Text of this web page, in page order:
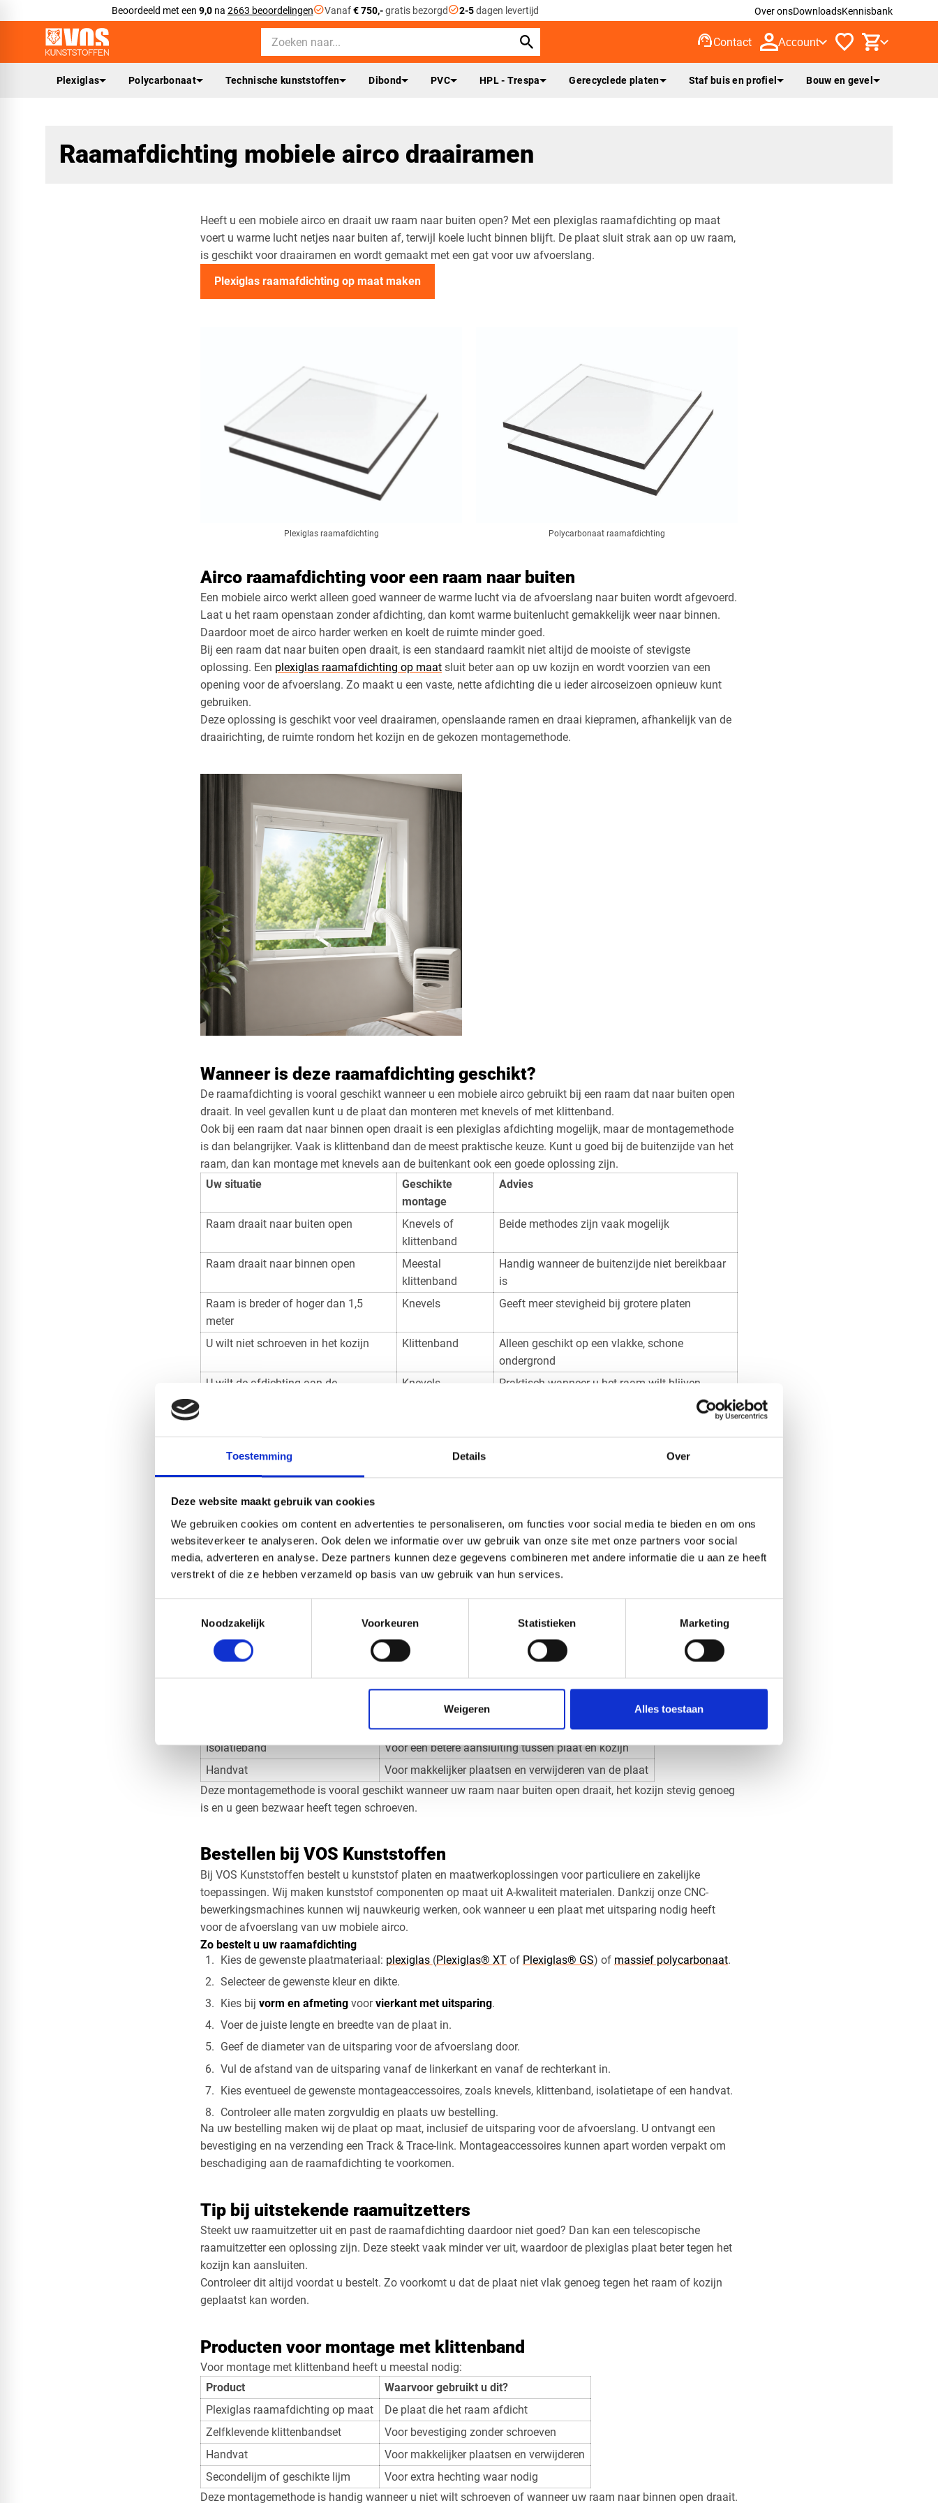
Toestemming Details Over
Deze website maakt gebruik van cookies
We gebruiken cookies om content en advertenties te personaliseren, om functies voor social media te bieden en om ons
websiteverkeer te analyseren. Ook delen we informatie over uw gebruik van onze site met onze partners voor social
media, adverteren en analyse. Deze partners kunnen deze gegevens combineren met andere informatie die u aan ze heeft
verstrekt of die ze hebben verzameld op basis van uw gebruik van hun services.
Noodzakelijk
Voorkeuren Statistieken Marketing
Weigeren Alles toestaan
Beoordeeld met een 9,0na 2663 beoordelingencheck_circleVanaf€ 750,-gratis bezorgdcheck_circle2-5dagen levertijd Over onsDownloadsKennisbank
support_agentContact Account
Plexiglas Polycarbonaat Technische kunststoffen Dibond PVC HPL - Trespa Gerecyclede platen Staf buis en profiel Bouw en gevel
Raamafdichting mobiele airco draairamen
Heeft u een mobiele airco en draait uw raam naar buiten open? Met een plexiglas raamafdichting op maat
voert u warme lucht netjes naar buiten af, terwijl koele lucht binnen blijft. De plaat sluit strak aan op uw raam,
is geschikt voor draairamen en wordt gemaakt met een gat voor uw afvoerslang.
Plexiglas raamafdichting op maat maken
Plexiglas raamafdichting Polycarbonaat raamafdichting
Airco raamafdichting voor een raam naar buiten
Een mobiele airco werkt alleen goed wanneer de warme lucht via de afvoerslang naar buiten wordt afgevoerd.
Laat u het raam openstaan zonder afdichting, dan komt warme buitenlucht gemakkelijk weer naar binnen.
Daardoor moet de airco harder werken en koelt de ruimte minder goed.
Bij een raam dat naar buiten open draait, is een standaard raamkit niet altijd de mooiste of stevigste
oplossing. Een plexiglas raamafdichting op maat sluit beter aan op uw kozijn en wordt voorzien van een
opening voor de afvoerslang. Zo maakt u een vaste, nette afdichting die u ieder aircoseizoen opnieuw kunt
gebruiken.
Deze oplossing is geschikt voor veel draairamen, openslaande ramen en draai kiepramen, afhankelijk van de
draairichting, de ruimte rondom het kozijn en de gekozen montagemethode.
Wanneer is deze raamafdichting geschikt?
De raamafdichting is vooral geschikt wanneer u een mobiele airco gebruikt bij een raam dat naar buiten open
draait. In veel gevallen kunt u de plaat dan monteren met knevels of met klittenband.
Ook bij een raam dat naar binnen open draait is een plexiglas afdichting mogelijk, maar de montagemethode
is dan belangrijker. Vaak is klittenband dan de meest praktische keuze. Kunt u goed bij de buitenzijde van het
raam, dan kan montage met knevels aan de buitenkant ook een goede oplossing zijn.
Uw situatie
Geschikte
montage
Advies
Raam draait naar buiten open
Knevels of
klittenband
Beide methodes zijn vaak mogelijk
Raam draait naar binnen open
Meestal
klittenband
Handig wanneer de buitenzijde niet bereikbaar
is
Raam is breder of hoger dan 1,5
meter
Knevels Geeft meer stevigheid bij grotere platen
U wilt niet schroeven in het kozijn Klittenband
Alleen geschikt op een vlakke, schone
ondergrond
U wilt de afdichting aan de
Knevels
Praktisch wanneer u het raam wilt blijven
Meetinstructies voor uw airco raamafdichting
Meet de breedte en hoogte van het deel waar de plaat moet komen. Controleer daarna of er scharnieren,
raamuitzetters of klemmen uitsteken. Bij een draai kiepraam zitten onderaan vaak klemmen voor de
kiepstand. In dat geval kan het nodig zijn om de plaat iets kleiner te bestellen of een andere montagemethode
te kiezen.
Meet vervolgens de diameter van de afvoerslang of adapter. Gebruik de buitenmaat en tel ongeveer 0,5 cm
Producten voor montage met knevels
Voor montage met knevels heeft u meestal nodig:
Product
Waarvoor gebruikt u dit?
De plaat die het raam afdicht
Voor stevige bevestiging tegen het kozijn
Isolatieband
Voor een betere aansluiting tussen plaat en kozijn
Handvat
Voor makkelijker plaatsen en verwijderen van de plaat
Deze montagemethode is vooral geschikt wanneer uw raam naar buiten open draait, het kozijn stevig genoeg
is en u geen bezwaar heeft tegen schroeven.
Bestellen bij VOS Kunststoffen
Bij VOS Kunststoffen bestelt u kunststof platen en maatwerkoplossingen voor particuliere en zakelijke
toepassingen. Wij maken kunststof componenten op maat uit A-kwaliteit materialen. Dankzij onze CNC-
bewerkingsmachines kunnen wij nauwkeurig werken, ook wanneer u een plaat met uitsparing nodig heeft
voor de afvoerslang van uw mobiele airco.
Zo bestelt u uw raamafdichting​
Kies de gewenste plaatmateriaal: plexiglas (Plexiglas® XTof Plexiglas® GS) of massief polycarbonaat.
Selecteer de gewenste kleur en dikte.
Kies bij vorm en afmetingvoorvierkant met uitsparing.
Voer de juiste lengte en breedte van de plaat in.
Geef de diameter van de uitsparing voor de afvoerslang door.
Vul de afstand van de uitsparing vanaf de linkerkant en vanaf de rechterkant in.
Kies eventueel de gewenste montageaccessoires, zoals knevels, klittenband, isolatietape of een handvat.
Controleer alle maten zorgvuldig en plaats uw bestelling.
Na uw bestelling maken wij de plaat op maat, inclusief de uitsparing voor de afvoerslang. U ontvangt een
bevestiging en na verzending een Track & Trace-link. Montageaccessoires kunnen apart worden verpakt om
beschadiging aan de raamafdichting te voorkomen.
Tip bij uitstekende raamuitzetters
Steekt uw raamuitzetter uit en past de raamafdichting daardoor niet goed? Dan kan een telescopische
raamuitzetter een oplossing zijn. Deze steekt vaak minder ver uit, waardoor de plexiglas plaat beter tegen het
kozijn kan aansluiten.
Controleer dit altijd voordat u bestelt. Zo voorkomt u dat de plaat niet vlak genoeg tegen het raam of kozijn
geplaatst kan worden.
Producten voor montage met klittenband
Voor montage met klittenband heeft u meestal nodig:
Product
Waarvoor gebruikt u dit?
Plexiglas raamafdichting op maat
De plaat die het raam afdicht
Zelfklevende klittenbandset
Voor bevestiging zonder schroeven
Handvat
Voor makkelijker plaatsen en verwijderen
Secondelijm of geschikte lijm
Voor extra hechting waar nodig
Deze montagemethode is handig wanneer u niet wilt schroeven of wanneer uw raam naar binnen open draait.